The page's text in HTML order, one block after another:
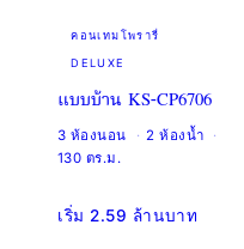
คอนเทมโพรารี่
DELUXE
แบบบ้าน KS-CP6706
3 ห้องนอน
2 ห้องน้ำ
130 ตร.ม.
เริ่ม 2.59 ล้านบาท